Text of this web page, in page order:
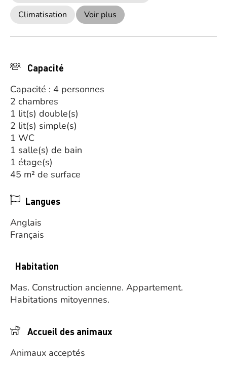
Climatisation
Voir plus
Capacité
Capacité : 4 personnes
2 chambres
1 lit(s) double(s)
2 lit(s) simple(s)
1 WC
1 salle(s) de bain
1 étage(s)
45 m² de surface
Langues
Anglais
Français
Habitation
Mas. Construction ancienne. Appartement.
Habitations mitoyennes.
Accueil des animaux
Animaux acceptés